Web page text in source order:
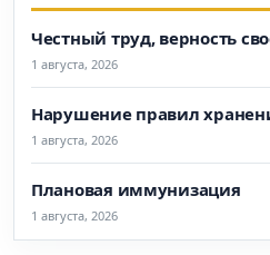
Честный труд, верность
1 августа, 2026
Нарушение правил
1 августа, 2026
Плановая иммунизация
1 августа, 2026